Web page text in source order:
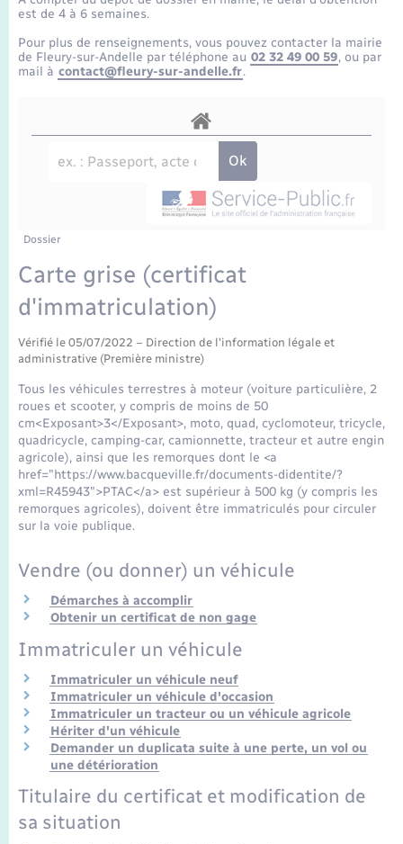
Etat-civil - Papiers - Citoyenneté
Mariage – PACS
Recensement
Loisirs
Organisation d’événement
Sécurité - Prévention
Seniors
Transports
Transports scolaires
Voirie et espace public
Travaux - Autorisation d’occupation de l’espace
public
Compétences
Présentation de la commune
La Communauté de communes
est de 4 à 6 semaines.
Pour plus de renseignements, vous pouvez contacter la mairie
de Fleury-sur-Andelle par téléphone au 02 32 49 00 59, ou par
mail à contact@fleury-sur-andelle.fr.
Dossier
Carte grise (certificat
d'immatriculation)
Vérifié le 05/07/2022 – Direction de l'information légale et
administrative (Première ministre)
Tous les véhicules terrestres à moteur (voiture particulière, 2
roues et scooter, y compris de moins de 50
cm<Exposant>3</Exposant>, moto, quad, cyclomoteur, tricycle,
quadricycle, camping-car, camionnette, tracteur et autre engin
agricole), ainsi que les remorques dont le <a
href="https://www.bacqueville.fr/documents-didentite/?
xml=R45943">PTAC</a> est supérieur à 500 kg (y compris les
remorques agricoles), doivent être immatriculés pour circuler
sur la voie publique.
Vendre (ou donner) un véhicule
Démarches à accomplir
Obtenir un certificat de non gage
Immatriculer un véhicule
Immatriculer un véhicule neuf
Immatriculer un véhicule d'occasion
Immatriculer un tracteur ou un véhicule agricole
Hériter d'un véhicule
Demander un duplicata suite à une perte, un vol ou
une détérioration
Titulaire du certificat et modification de
sa situation